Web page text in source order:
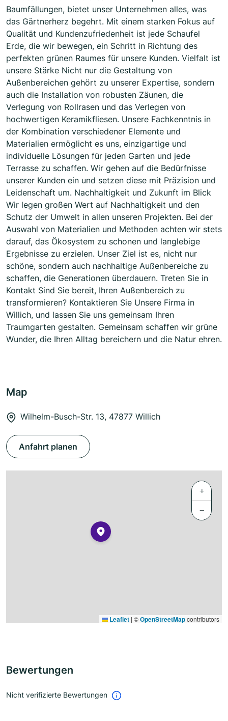
Baumfällungen, bietet unser Unternehmen alles, was
das Gärtnerherz begehrt. Mit einem starken Fokus auf
Qualität und Kundenzufriedenheit ist jede Schaufel
Erde, die wir bewegen, ein Schritt in Richtung des
perfekten grünen Raumes für unsere Kunden. Vielfalt ist
unsere Stärke Nicht nur die Gestaltung von
Außenbereichen gehört zu unserer Expertise, sondern
auch die Installation von robusten Zäunen, die
Verlegung von Rollrasen und das Verlegen von
hochwertigen Keramikfliesen. Unsere Fachkenntnis in
der Kombination verschiedener Elemente und
Materialien ermöglicht es uns, einzigartige und
individuelle Lösungen für jeden Garten und jede
Terrasse zu schaffen. Wir gehen auf die Bedürfnisse
unserer Kunden ein und setzen diese mit Präzision und
Leidenschaft um. Nachhaltigkeit und Zukunft im Blick
Wir legen großen Wert auf Nachhaltigkeit und den
Schutz der Umwelt in allen unseren Projekten. Bei der
Auswahl von Materialien und Methoden achten wir stets
darauf, das Ökosystem zu schonen und langlebige
Ergebnisse zu erzielen. Unser Ziel ist es, nicht nur
schöne, sondern auch nachhaltige Außenbereiche zu
schaffen, die Generationen überdauern. Treten Sie in
Kontakt Sind Sie bereit, Ihren Außenbereich zu
transformieren? Kontaktieren Sie Unsere Firma in
Willich, und lassen Sie uns gemeinsam Ihren
Traumgarten gestalten. Gemeinsam schaffen wir grüne
Wunder, die Ihren Alltag bereichern und die Natur ehren.
Map
Wilhelm-Busch-Str. 13, 47877 Willich
Anfahrt planen
+
−
Leaflet | ©OpenStreetMapcontributors
Bewertungen
Nicht verifizierte Bewertungen